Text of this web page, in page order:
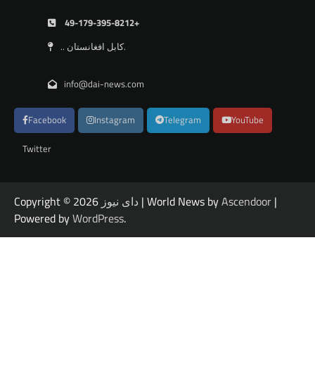
49-179-395-8212+
.. کابل افغانستان.
info@dai-news.com
Facebook Instagram Telegram YouTube
Twitter
Copyright © 2026 دای نیوز | World News byAscendoor |
Powered byWordPress.